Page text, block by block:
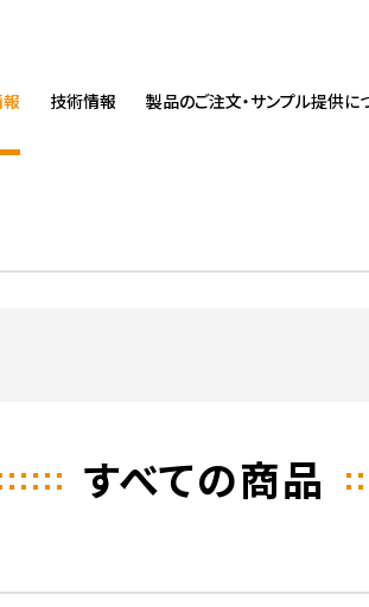
技術情報 製品のご注文・サンプル提供に
すべての商品